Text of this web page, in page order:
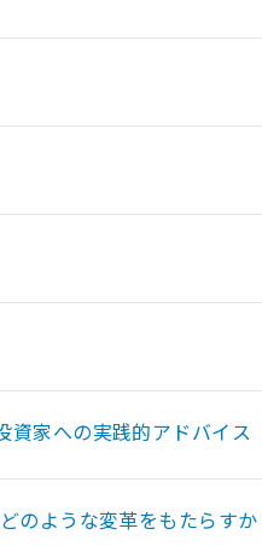
資家への実践的アドバイス
のような変革をもたらすか